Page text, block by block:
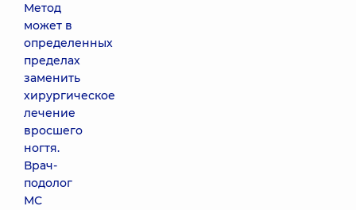
Метод
может в
определенных
пределах
заменить
хирургическое
лечение
вросшего
ногтя.
Врач-
подолог
МС